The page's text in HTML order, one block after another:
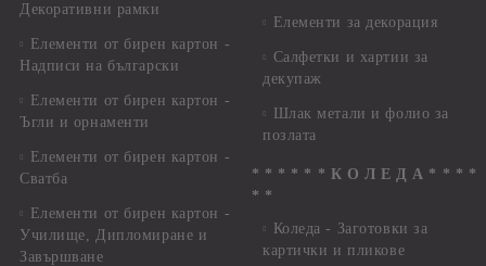
Декоративни рамки
Елементи от бирен картон -
Надписи на български
Елементи от бирен картон -
Ъгли и орнаменти
Елементи от бирен картон -
Сватба
Елементи от бирен картон -
Училище, Дипломиране и
Завършване
Елементи за декорация
Салфетки и хартии за
декупаж
Шлак метали и фолио за
позлата
* * * * * * К О Л Е Д А * * * *
* *
Коледа - Заготовки за
картички и пликове